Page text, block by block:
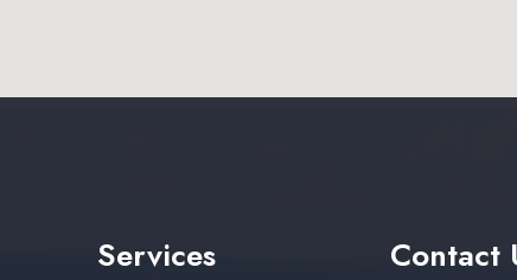
Services Contact